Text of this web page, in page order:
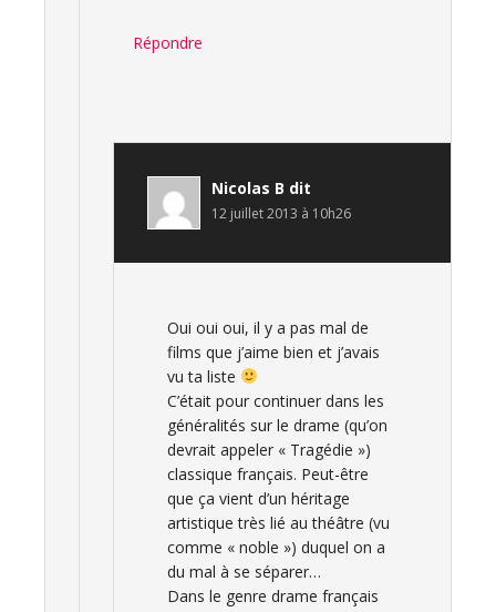
Répondre
Nicolas B dit
12 juillet 2013 à 10h26
Oui oui oui, il y a pas mal de
films que j’aime bien et j’avais
vu ta liste
C’était pour continuer dans les
généralités sur le drame (qu’on
devrait appeler « Tragédie »)
classique français. Peut-être
que ça vient d’un héritage
artistique très lié au théâtre (vu
comme « noble ») duquel on a
du mal à se séparer…
Dans le genre drame français